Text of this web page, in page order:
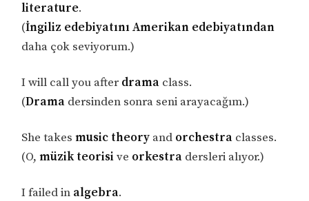
literature.
(İngiliz edebiyatını Amerikan edebiyatından
daha çok seviyorum.)
I will call you after drama class.
(Drama dersinden sonra seni arayacağım.)
She takesmusic theory and orchestra classes.
(O,müzik teorisive orkestra dersleri alıyor.)
I failed in algebra.